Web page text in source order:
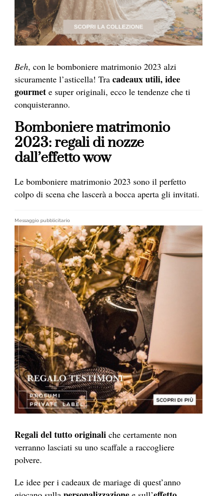
Beh, con le bomboniere matrimonio 2023 alzi
sicuramente l’asticella! Tra cadeaux utili, idee
gourmet e super originali, ecco le tendenze che ti
conquisteranno.
Bomboniere matrimonio
2023: regali di nozze
dall’effetto wow
Le bomboniere matrimonio 2023 sono il perfetto
colpo di scena che lascerà a bocca aperta gli invitati.
Messaggio pubblicitario
Regali del tutto originali che certamente non
verranno lasciati su uno scaffale a raccogliere
polvere.
Le idee per i cadeaux de mariage di quest’anno